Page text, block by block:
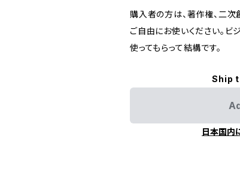
購入者の方は、著作権、二次
ご自由にお使いください。ビ
使ってもらって結構です。
Ship
日本国内